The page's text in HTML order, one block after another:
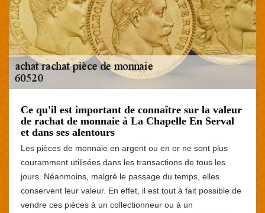
Ce qu'il est important de connaître sur la valeur
de rachat de monnaie à La Chapelle En Serval
et dans ses alentours
Les pièces de monnaie en argent ou en or ne sont plus
couramment utilisées dans les transactions de tous les
jours. Néanmoins, malgré le passage du temps, elles
conservent leur valeur. En effet, il est tout à fait possible de
vendre ces pièces à un collectionneur ou à un